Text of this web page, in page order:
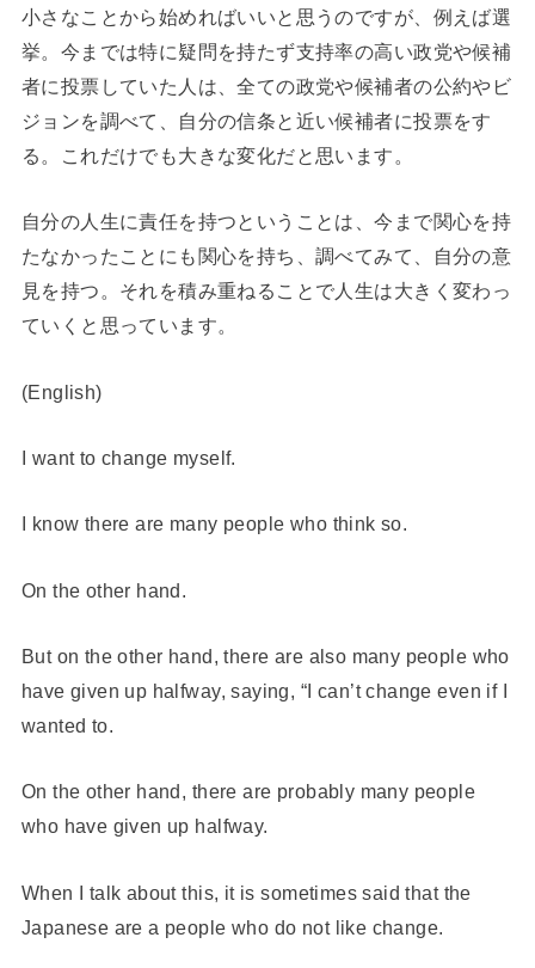
小さなことから始めればいいと思うのですが、例えば選
挙。今までは特に疑問を持たず支持率の高い政党や候補
者に投票していた人は、全ての政党や候補者の公約やビ
ジョンを調べて、自分の信条と近い候補者に投票をす
る。これだけでも大きな変化だと思います。
自分の人生に責任を持つということは、今まで関心を持
たなかったことにも関心を持ち、調べてみて、自分の意
見を持つ。それを積み重ねることで人生は大きく変わっ
ていくと思っています。
(English)
I want to change myself.
I know there are many people who think so.
On the other hand.
But on the other hand, there are also many people who
have given up halfway, saying, “I can’t change even if I
wanted to.
On the other hand, there are probably many people
who have given up halfway.
When I talk about this, it is sometimes said that the
Japanese are a people who do not like change.